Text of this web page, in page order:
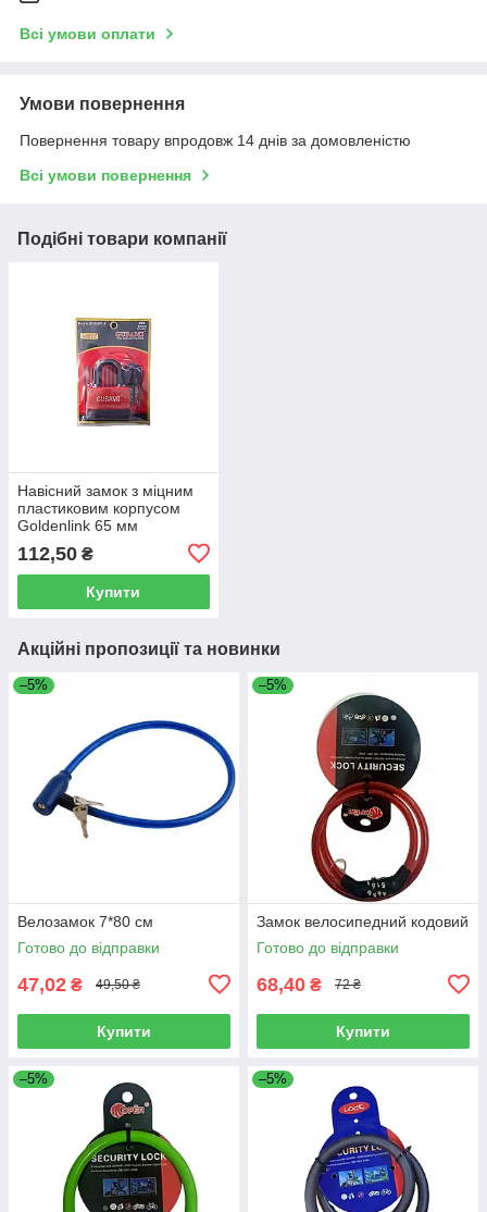
Всі умови оплати
Умови повернення
Повернення товару впродовж 14 днів за домовленістю
Всі умови повернення
Подібні товари компанії
Навісний замок з міцним
пластиковим корпусом
Goldenlink 65 мм
112,50 ₴
Купити
Акційні пропозиції та новинки
–5%
Велозамок 7*80 см
Готово до відправки
47,02 ₴ 49,50 ₴
Купити
–5%
Замок велосипедний кодовий
Готово до відправки
68,40 ₴ 72 ₴
Купити
–5% –5%